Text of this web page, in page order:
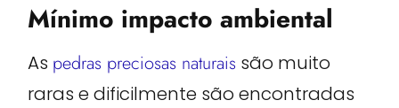
Mínimo impacto ambiental
As pedras preciosas naturais são muito
raras e dificilmente são encontradas